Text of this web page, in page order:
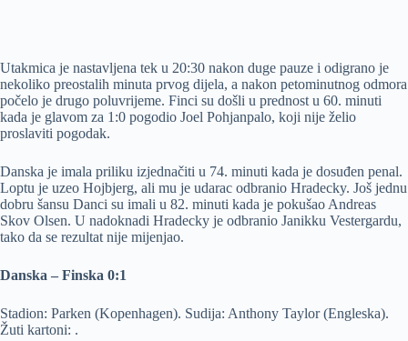
Utakmica je nastavljena tek u 20:30 nakon duge pauze i odigrano je
nekoliko preostalih minuta prvog dijela, a nakon petominutnog odmora
počelo je drugo poluvrijeme. Finci su došli u prednost u 60. minuti
kada je glavom za 1:0 pogodio Joel Pohjanpalo, koji nije želio
proslaviti pogodak.
Danska je imala priliku izjednačiti u 74. minuti kada je dosuđen penal.
Loptu je uzeo Hojbjerg, ali mu je udarac odbranio Hradecky. Još jednu
dobru šansu Danci su imali u 82. minuti kada je pokušao Andreas
Skov Olsen. U nadoknadi Hradecky je odbranio Janikku Vestergardu,
tako da se rezultat nije mijenjao.
Danska – Finska 0:1
Stadion: Parken (Kopenhagen). Sudija: Anthony Taylor (Engleska).
Žuti kartoni: .